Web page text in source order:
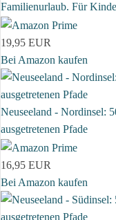
Familienurlaub. Für
19,95 EUR
Bei Amazon kaufen
Neuseeland - Nordinsel:
ausgetretenen Pfade
16,95 EUR
Bei Amazon kaufen